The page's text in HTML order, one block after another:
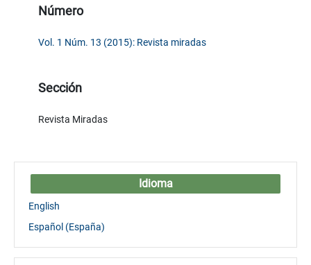
Número
Vol. 1 Núm. 13 (2015): Revista miradas
Sección
Revista Miradas
Idioma
English
Español (España)